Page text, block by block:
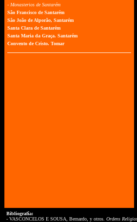
Bibliografía:
- VASCONCELOS E SOUSA, Bernardo, y otros. Ordens